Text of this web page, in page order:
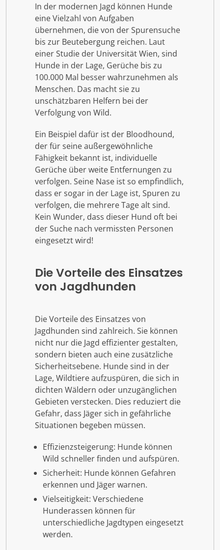
In der modernen Jagd können Hunde
eine Vielzahl von Aufgaben
übernehmen, die von der Spurensuche
bis zur Beutebergung reichen. Laut
einer Studie der Universität Wien, sind
Hunde in der Lage, Gerüche bis zu
100.000 Mal besser wahrzunehmen als
Menschen. Das macht sie zu
unschätzbaren Helfern bei der
Verfolgung von Wild.
Ein Beispiel dafür ist der Bloodhound,
der für seine außergewöhnliche
Fähigkeit bekannt ist, individuelle
Gerüche über weite Entfernungen zu
verfolgen. Seine Nase ist so empfindlich,
dass er sogar in der Lage ist, Spuren zu
verfolgen, die mehrere Tage alt sind.
Kein Wunder, dass dieser Hund oft bei
der Suche nach vermissten Personen
eingesetzt wird!
Die Vorteile des Einsatzes
von Jagdhunden
Die Vorteile des Einsatzes von
Jagdhunden sind zahlreich. Sie können
nicht nur die Jagd effizienter gestalten,
sondern bieten auch eine zusätzliche
Sicherheitsebene. Hunde sind in der
Lage, Wildtiere aufzuspüren, die sich in
dichten Wäldern oder unzugänglichen
Gebieten verstecken. Dies reduziert die
Gefahr, dass Jäger sich in gefährliche
Situationen begeben müssen.
Effizienzsteigerung: Hunde können
Wild schneller finden und aufspüren.
Sicherheit: Hunde können Gefahren
erkennen und Jäger warnen.
Vielseitigkeit: Verschiedene
Hunderassen können für
unterschiedliche Jagdtypen eingesetzt
werden.